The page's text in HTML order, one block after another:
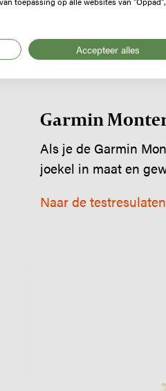
Garmin
Als je de Garmin
joekel in maat en
Naar de testresulaten
Accepteer alles